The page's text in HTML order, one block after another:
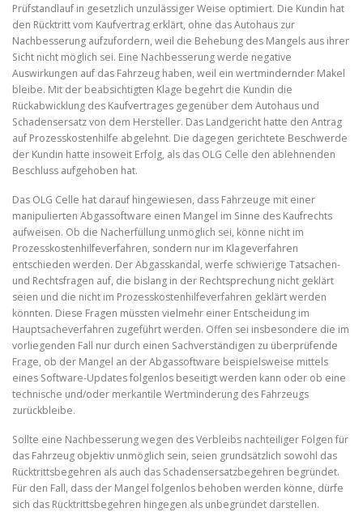
Prüfstandlauf in gesetzlich unzulässiger Weise optimiert. Die Kundin hat
den Rücktritt vom Kaufvertrag erklärt, ohne das Autohaus zur
Nachbesserung aufzufordern, weil die Behebung des Mangels aus ihrer
Sicht nicht möglich sei. Eine Nachbesserung werde negative
Auswirkungen auf das Fahrzeug haben, weil ein wertmindernder Makel
bleibe. Mit der beabsichtigten Klage begehrt die Kundin die
Rückabwicklung des Kaufvertrages gegenüber dem Autohaus und
Schadensersatz von dem Hersteller. Das Landgericht hatte den Antrag
auf Prozesskostenhilfe abgelehnt. Die dagegen gerichtete Beschwerde
der Kundin hatte insoweit Erfolg, als das OLG Celle den ablehnenden
Beschluss aufgehoben hat.
Das OLG Celle hat darauf hingewiesen, dass Fahrzeuge mit einer
manipulierten Abgassoftware einen Mangel im Sinne des Kaufrechts
aufweisen. Ob die Nacherfüllung unmöglich sei, könne nicht im
Prozesskostenhilfeverfahren, sondern nur im Klageverfahren
entschieden werden. Der Abgasskandal, werfe schwierige Tatsachen-
und Rechtsfragen auf, die bislang in der Rechtsprechung nicht geklärt
seien und die nicht im Prozesskostenhilfeverfahren geklärt werden
könnten. Diese Fragen müssten vielmehr einer Entscheidung im
Hauptsacheverfahren zugeführt werden. Offen sei insbesondere die im
vorliegenden Fall nur durch einen Sachverständigen zu überprüfende
Frage, ob der Mangel an der Abgassoftware beispielsweise mittels
eines Software-Updates folgenlos beseitigt werden kann oder ob eine
technische und/oder merkantile Wertminderung des Fahrzeugs
zurückbleibe.
Sollte eine Nachbesserung wegen des Verbleibs nachteiliger Folgen für
das Fahrzeug objektiv unmöglich sein, seien grundsätzlich sowohl das
Rücktrittsbegehren als auch das Schadensersatzbegehren begründet.
Für den Fall, dass der Mangel folgenlos behoben werden könne, dürfe
sich das Rücktrittsbegehren hingegen als unbegründet darstellen.